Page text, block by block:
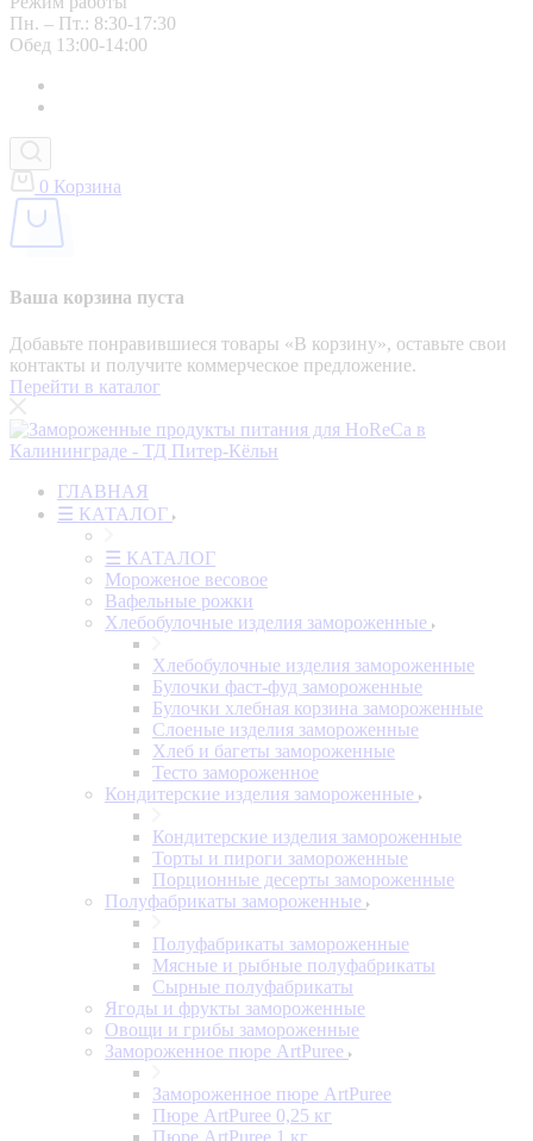
Пн. – Пт.: 8:30-17:30
Обед 13:00-14:00
0 Корзина
Ваша корзина пуста
Добавьте понравившиеся товары «‎В корзину»‎, оставьте свои
контакты и получите коммерческое предложение.
Перейти в каталог
ГЛАВНАЯ
☰ КАТАЛОГ
☰ КАТАЛОГ
Мороженое весовое
Вафельные рожки
Хлебобулочные изделия замороженные
Хлебобулочные изделия замороженные
Булочки фаст-фуд замороженные
Булочки хлебная корзина замороженные
Слоеные изделия замороженные
Хлеб и багеты замороженные
Тесто замороженное
Кондитерские изделия замороженные
Кондитерские изделия замороженные
Торты и пироги замороженные
Порционные десерты замороженные
Полуфабрикаты замороженные
Полуфабрикаты замороженные
Мясные и рыбные полуфабрикаты
Сырные полуфабрикаты
Ягоды и фрукты замороженные
Овощи и грибы замороженные
Замороженное пюре ArtPuree
Замороженное пюре ArtPuree
Пюре ArtPuree 0,25 кг